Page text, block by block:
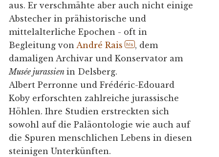
aus. Er verschmähte aber auch nicht einige
Abstecher in prähistorische und
mittelalterliche Epochen - oft in
Begleitung von André Rais hls , dem
damaligen Archivar und Konservator am
Musée jurassien in Delsberg.
Albert Perronne und Frédéric-Edouard
Koby erforschten zahlreiche jurassische
Höhlen. Ihre Studien erstreckten sich
sowohl auf die Paläontologie wie auch auf
die Spuren menschlichen Lebens in diesen
steinigen Unterkünften.